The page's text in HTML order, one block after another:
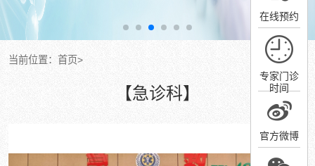
在线预约
专家门诊
时间
官方微博
当前位置： 首页>
【急诊科】